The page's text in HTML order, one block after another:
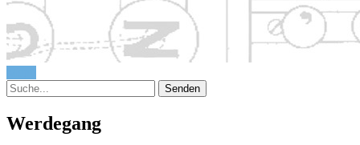
Werdegang